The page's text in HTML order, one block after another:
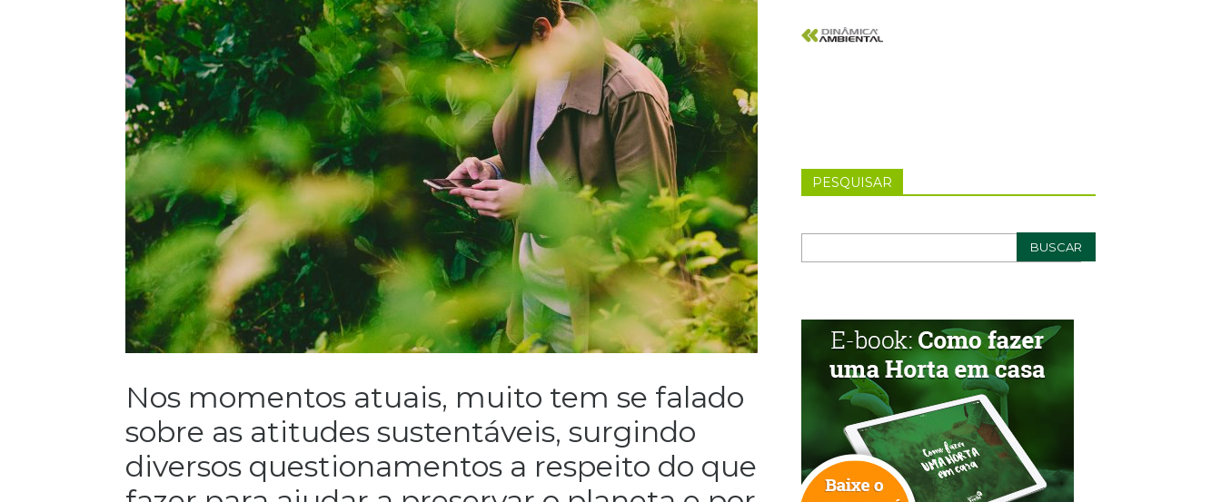
Nos momentos atuais, muito tem se falado
sobre as atitudes sustentáveis, surgindo
diversos questionamentos a respeito do que
PESQUISAR